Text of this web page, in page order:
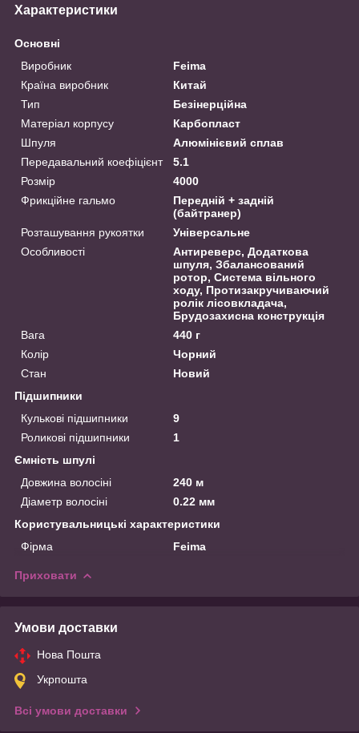
Характеристики
Основні
Виробник
Feima
Країна виробник
Китай
Тип
Безінерційна
Матеріал корпусу
Карбопласт
Шпуля
Алюмінієвий сплав
Передавальний коефіцієнт
5.1
Розмір
4000
Фрикційне гальмо
Передній + задній
(байтранер)
Розташування рукоятки
Універсальне
Особливості
Антиреверс, Додаткова
шпуля, Збалансований
ротор, Система вільного
ходу, Протизакручиваючий
ролік лісовкладача,
Брудозахисна конструкція
Вага
440 г
Колір
Чорний
Стан
Новий
Підшипники
Кулькові підшипники
9
Роликові підшипники
1
Ємність шпулі
Довжина волосіні
240 м
Діаметр волосіні
0.22 мм
Користувальницькі характеристики
Фірма
Feima
Приховати
Умови доставки
Нова Пошта
Укрпошта
Всі умови доставки